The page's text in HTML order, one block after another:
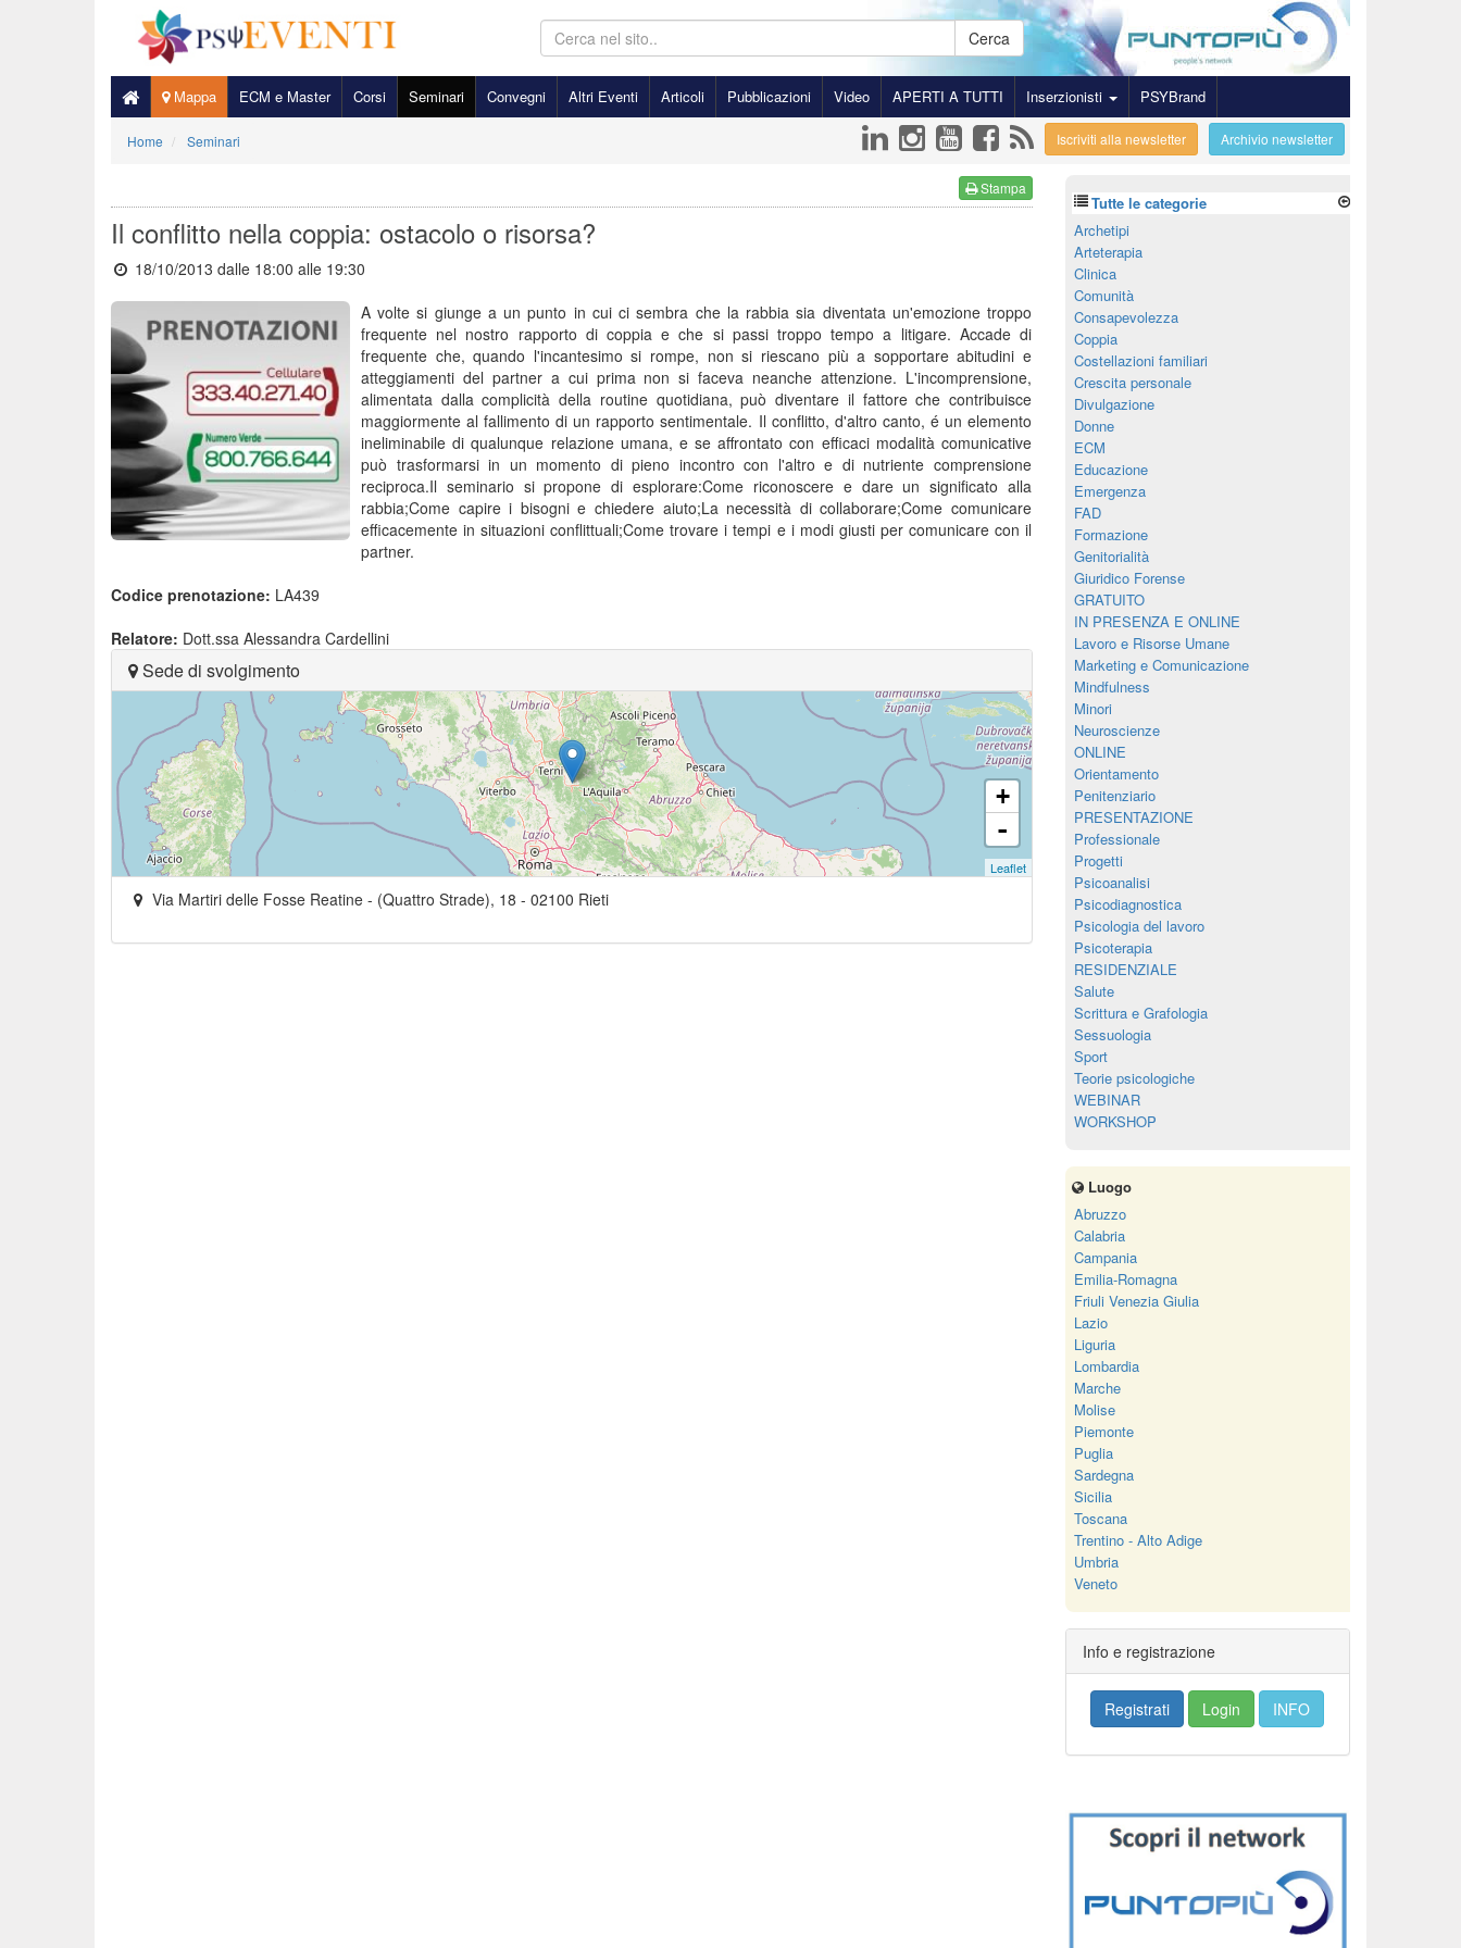
Cerca
Mappa ECM e Master Corsi Seminari Convegni Altri Eventi Articoli Pubblicazioni Video APERTI A TUTTI Inserzionisti PSYBrand
Home Seminari Archivio newsletter
Iscriviti alla newsletter
Stampa
Il conflitto nella coppia: ostacolo o risorsa?
18/10/2013 dalle 18:00 alle 19:30
A volte si giunge a un punto in cui ci sembra che la rabbia sia diventata un'emozione troppo
frequente nel nostro rapporto di coppia e che si passi troppo tempo a litigare. Accade di
frequente che, quando l'incantesimo si rompe, non si riescano più a sopportare abitudini e
atteggiamenti del partner a cui prima non si faceva neanche attenzione. L'incomprensione,
alimentata dalla complicità della routine quotidiana, può diventare il fattore che contribuisce
maggiormente al fallimento di un rapporto sentimentale. Il conflitto, d'altro canto, é un elemento
ineliminabile di qualunque relazione umana, e se affrontato con efficaci modalità comunicative
può trasformarsi in un momento di pieno incontro con l'altro e di nutriente comprensione
reciproca.Il seminario si propone di esplorare:Come riconoscere e dare un significato alla
rabbia;Come capire i bisogni e chiedere aiuto;La necessità di collaborare;Come comunicare
efficacemente in situazioni conflittuali;Come trovare i tempi e i modi giusti per comunicare con il
partner.
Codice prenotazione: LA439
Relatore: Dott.ssa Alessandra Cardellini
Sede di svolgimento
+
-
Leaflet
Via Martiri delle Fosse Reatine - (Quattro Strade), 18 - 02100 Rieti
Tutte le categorie
Archetipi
Arteterapia
Clinica
Comunità
Consapevolezza
Coppia
Costellazioni familiari
Crescita personale
Divulgazione
Donne
ECM
Educazione
Emergenza
FAD
Formazione
Genitorialità
Giuridico Forense
GRATUITO
IN PRESENZA E ONLINE
Lavoro e Risorse Umane
Marketing e Comunicazione
Mindfulness
Minori
Neuroscienze
ONLINE
Orientamento
Penitenziario
PRESENTAZIONE
Professionale
Progetti
Psicoanalisi
Psicodiagnostica
Psicologia del lavoro
Psicoterapia
RESIDENZIALE
Salute
Scrittura e Grafologia
Sessuologia
Sport
Teorie psicologiche
WEBINAR
WORKSHOP
Luogo
Abruzzo
Calabria
Campania
Emilia-Romagna
Friuli Venezia Giulia
Lazio
Liguria
Lombardia
Marche
Molise
Piemonte
Puglia
Sardegna
Sicilia
Toscana
Trentino - Alto Adige
Umbria
Veneto
Info e registrazione
Registrati Login INFO